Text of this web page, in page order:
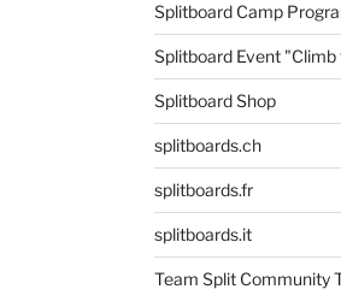
Splitboard Camp
Splitboard Event
Splitboard Shop
splitboards.ch
splitboards.fr
splitboards.it
Team Split Community